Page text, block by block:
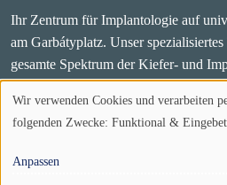
Ihr Zentrum für Implantologie auf
am Garbátyplatz. Unser
gesamte Spektrum der Kiefer- und
neuester Technik, kurzen Wegen und
Alles unter einem Dach.
Verwendung
von
Wir verwenden Cookies und verarbeiten
folgenden Zwecke: Funktional &
Anpassen